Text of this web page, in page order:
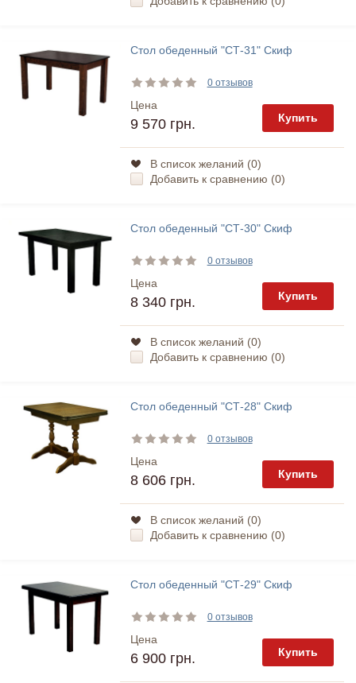
Стол обеденный "СТ-31" Скиф
0 отзывов
Цена
9 570 грн. Купить
В список желаний (0)
Добавить к сравнению (0)
Стол обеденный "СТ-30" Скиф
0 отзывов
Цена
8 340 грн. Купить
В список желаний (0)
Добавить к сравнению (0)
Стол обеденный "СТ-28" Скиф
0 отзывов
Цена
8 606 грн. Купить
В список желаний (0)
Добавить к сравнению (0)
Стол обеденный "СТ-29" Скиф
0 отзывов
Цена
6 900 грн. Купить